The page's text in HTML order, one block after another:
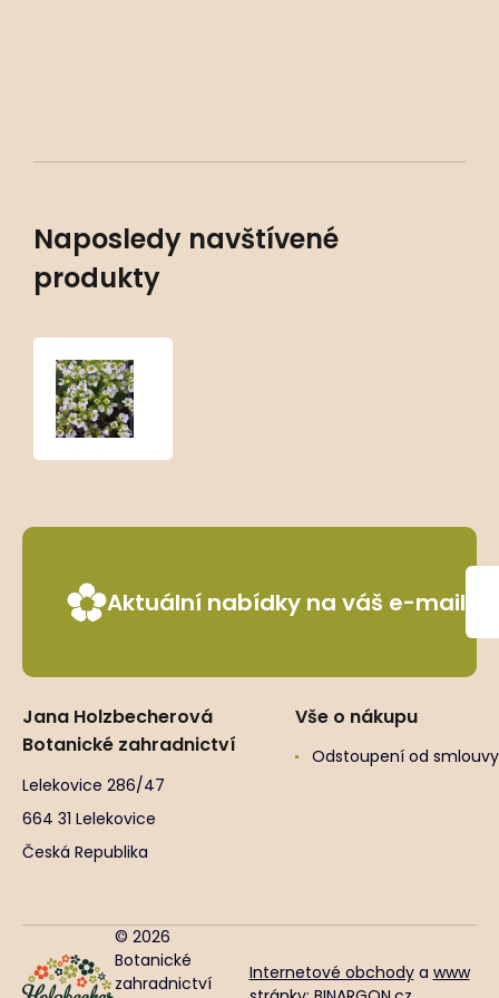
Naposledy navštívené
produkty
Aktuální nabídky na váš e-mail
Jana Holzbecherová
Botanické zahradnictví
Lelekovice 286/47
664 31 Lelekovice
Česká Republika
Vše o nákupu
Odstoupení od smlouvy
© 2026
Botanické
zahradnictví
Internetové obchodya www